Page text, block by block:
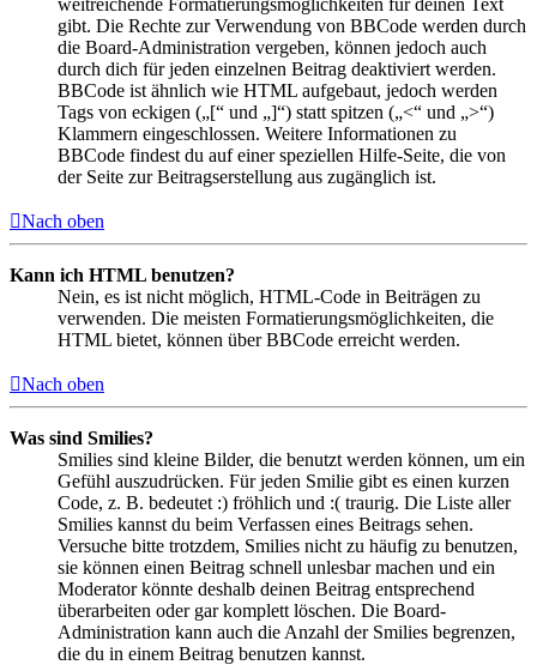
weitreichende Formatierungsmöglichkeiten für deinen Text
gibt. Die Rechte zur Verwendung von BBCode werden durch
die Board-Administration vergeben, können jedoch auch
durch dich für jeden einzelnen Beitrag deaktiviert werden.
BBCode ist ähnlich wie HTML aufgebaut, jedoch werden
Tags von eckigen („[“ und „]“) statt spitzen („<“ und „>“)
Klammern eingeschlossen. Weitere Informationen zu
BBCode findest du auf einer speziellen Hilfe-Seite, die von
der Seite zur Beitragserstellung aus zugänglich ist.
Nach oben
Kann ich HTML benutzen?
Nein, es ist nicht möglich, HTML-Code in Beiträgen zu
verwenden. Die meisten Formatierungsmöglichkeiten, die
HTML bietet, können über BBCode erreicht werden.
Nach oben
Was sind Smilies?
Smilies sind kleine Bilder, die benutzt werden können, um ein
Gefühl auszudrücken. Für jeden Smilie gibt es einen kurzen
Code, z. B. bedeutet :) fröhlich und :( traurig. Die Liste aller
Smilies kannst du beim Verfassen eines Beitrags sehen.
Versuche bitte trotzdem, Smilies nicht zu häufig zu benutzen,
sie können einen Beitrag schnell unlesbar machen und ein
Moderator könnte deshalb deinen Beitrag entsprechend
überarbeiten oder gar komplett löschen. Die Board-
Administration kann auch die Anzahl der Smilies begrenzen,
die du in einem Beitrag benutzen kannst.